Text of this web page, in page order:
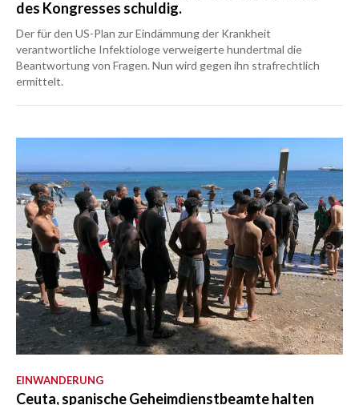
des Kongresses schuldig.
Der für den US-Plan zur Eindämmung der Krankheit
verantwortliche Infektiologe verweigerte hundertmal die
Beantwortung von Fragen. Nun wird gegen ihn strafrechtlich
ermittelt.
EINWANDERUNG
Ceuta, spanische Geheimdienstbeamte halten